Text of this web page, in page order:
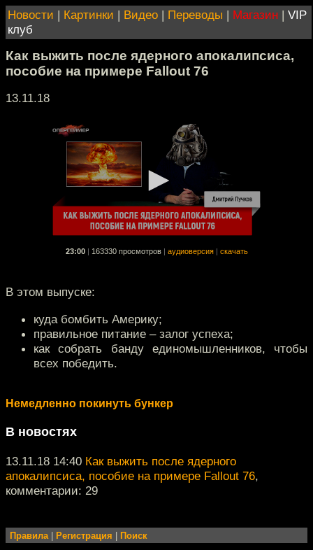
Новости | Картинки | Видео | Переводы | Магазин | VIP
клуб
Как выжить после ядерного апокалипсиса,
пособие на примере Fallout 76
13.11.18
23:00 163330 просмотров аудиоверсия скачать
В этом выпуске:
куда бомбить Америку;
правильное питание – залог успеха;
как собрать банду единомышленников, чтобы
всех победить.
Немедленно покинуть бункер
В новостях
13.11.18 14:40 Как выжить после ядерного
апокалипсиса, пособие на примере Fallout 76,
комментарии: 29
Правила| Регистрация Поиск